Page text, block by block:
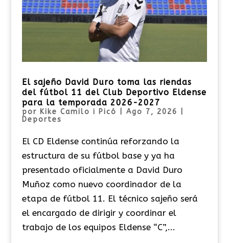
El sajeño David Duro toma las riendas
del fútbol 11 del Club Deportivo Eldense
para la temporada 2026-2027
por Kike Camilo i Picó Ago 7, 2026
Deportes
El CD Eldense continúa reforzando la
estructura de su fútbol base y ya ha
presentado oficialmente a David Duro
Muñoz como nuevo coordinador de la
etapa de fútbol 11. El técnico sajeño será
el encargado de dirigir y coordinar el
trabajo de los equipos Eldense “C”,...